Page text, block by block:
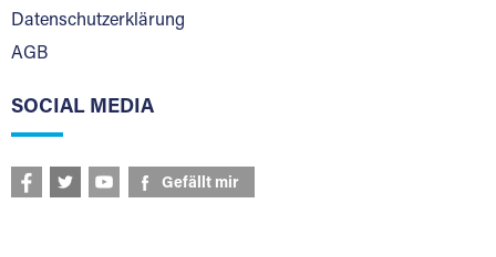
Datenschutzerklärung
AGB
SOCIAL MEDIA
Gefällt mir